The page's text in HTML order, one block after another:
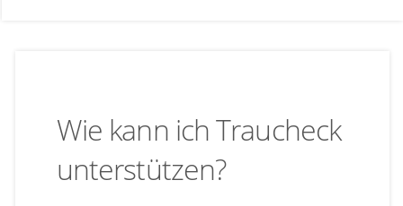
Wie kann ich Traucheck
unterstützen?